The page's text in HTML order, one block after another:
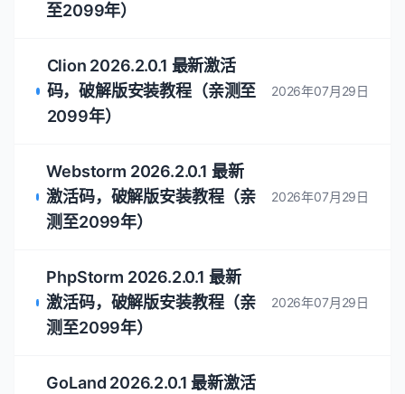
至2099年）
Clion 2026.2.0.1 最新激活
码，破解版安装教程（亲测至
2099年）
2026年07月29日
Webstorm 2026.2.0.1 最新
激活码，破解版安装教程（亲
测至2099年）
2026年07月29日
PhpStorm 2026.2.0.1 最新
激活码，破解版安装教程（亲
测至2099年）
2026年07月29日
GoLand 2026.2.0.1 最新激活